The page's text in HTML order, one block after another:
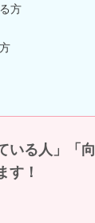
方
いる人」「向
す！